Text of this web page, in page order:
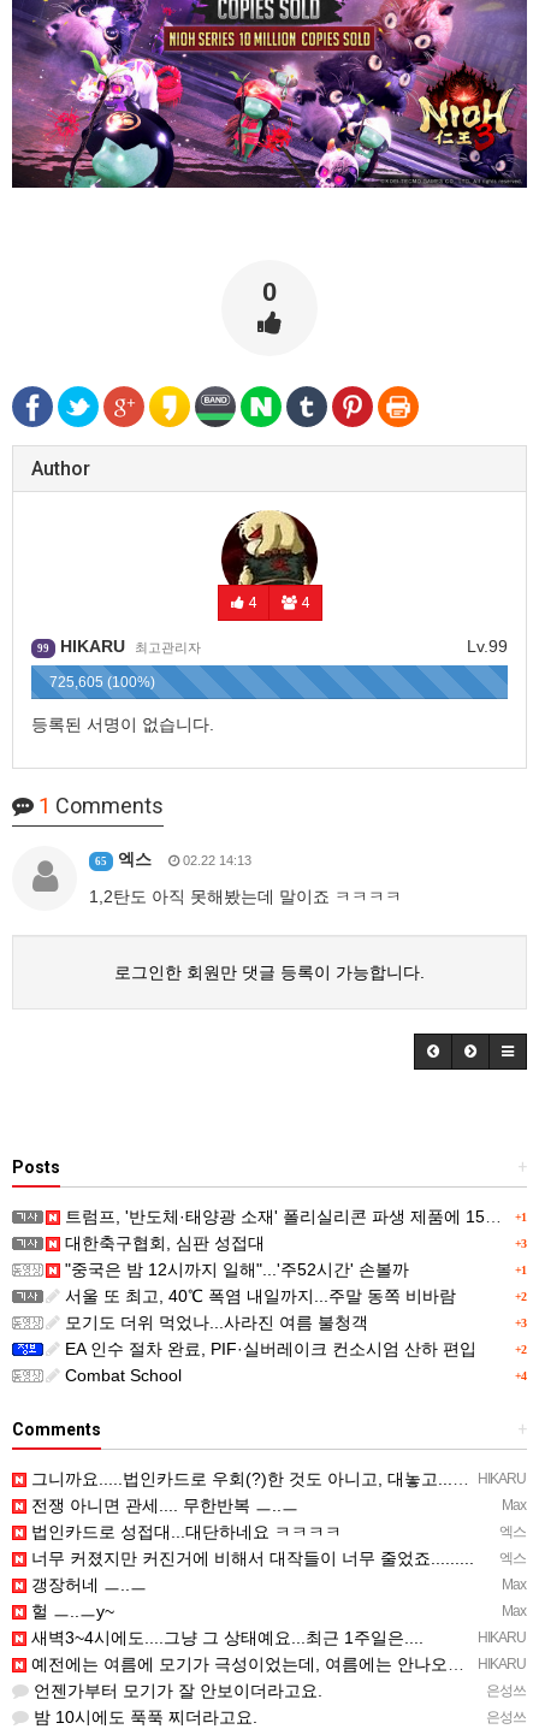
0
Author
4 4
Lv.99
99 HIKARU 최고관리자
725,605 (100%)
등록된 서명이 없습니다.
1 Comments
65 엑스 02.22 14:13
1,2탄도 아직 못해봤는데 말이죠 ㅋㅋㅋㅋ
로그인한 회원만 댓글 등록이 가능합니다.
+
Posts
+1
트럼프, '반도체·태양광 소재' 폴리실리콘 파생 제품에 15% 관세...한국 기업도 영향
+3
대한축구협회, 심판 성접대
+1
"중국은 밤 12시까지 일해"...'주52시간' 손볼까
+2
서울 또 최고, 40℃ 폭염 내일까지...주말 동쪽 비바람
+3
모기도 더위 먹었나...사라진 여름 불청객
+2
EA 인수 절차 완료, PIF·실버레이크 컨소시엄 산하 편입
+4
Combat School
+
Comments
HIKARU
그니까요.....법인카드로 우회(?)한 것도 아니고, 대놓고...ㅋ ㅋ)
Max
전쟁 아니면 관세.... 무한반복 ㅡ..ㅡ
엑스
법인카드로 성접대...대단하네요 ㅋㅋㅋㅋ
엑스
너무 커졌지만 커진거에 비해서 대작들이 너무 줄었죠.........
Max
갱장허네 ㅡ..ㅡ
Max
헐 ㅡ..ㅡy~
HIKARU
새벽3~4시에도....그냥 그 상태예요...최근 1주일은....
HIKARU
예전에는 여름에 모기가 극성이었는데, 여름에는 안나오는 것 같은.....ㅎ ㅎ)
은성쓰
언젠가부터 모기가 잘 안보이더라고요.
은성쓰
밤 10시에도 푹푹 찌더라고요.